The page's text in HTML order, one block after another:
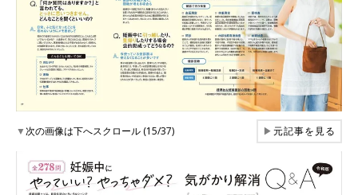
▼次の画像は下へスクロール (15/37) ▶元記事を見る